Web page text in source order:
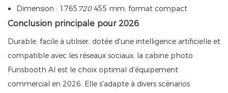
Dimension : 1765 720455 mm, format compact
Conclusion principale pour 2026
Durable, facile à utiliser, dotée d'une intelligence artificielle et
compatible avec les réseaux sociaux, la cabine photo
Funsbooth AI est le choix optimal d'équipement
commercial en 2026. Elle s'adapte à divers scénarios